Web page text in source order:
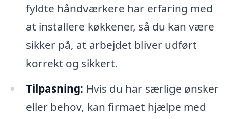
fyldte håndværkere har erfaring med
at installere køkkener, så du kan være
sikker på, at arbejdet bliver udført
korrekt og sikkert.
Tilpasning: Hvis du har særlige ønsker
eller behov, kan firmaet hjælpe med